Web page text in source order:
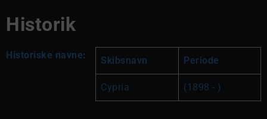
Historik
Historiske navne: Skibsnavn Periode
Cypria (1898 - )